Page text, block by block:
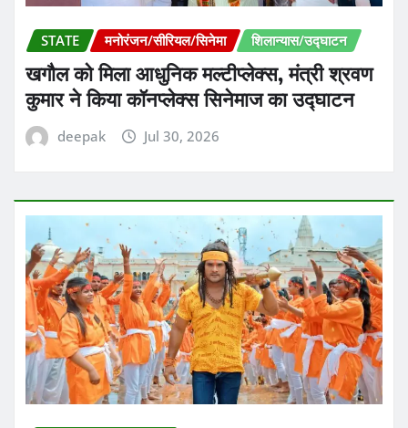
STATE मनोरंजन/सीरियल/सिनेमा शिलान्यास/उद्घाटन
खगौल को मिला आधुनिक मल्टीप्लेक्स, मंत्री श्रवण
कुमार ने किया कॉनप्लेक्स सिनेमाज का उद्घाटन
deepak Jul 30, 2026